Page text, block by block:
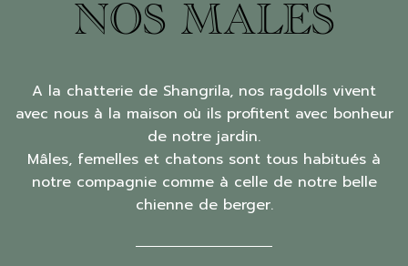
NOS MALES
A la chatterie de Shangrila, nos ragdolls vivent
avec nous à la maison où ils profitent avec bonheur
de notre jardin.
Mâles, femelles et chatons sont tous habitués à
notre compagnie comme à celle de notre belle
chienne de berger.